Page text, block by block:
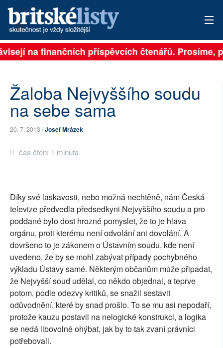
PŘIHLÁSIT
ARCHIV
PŘÍSPĚVKY NA PROVOZ
SOCIÁLNÍ SÍTĚ
RUBRIKY
PLNÁ VERZE STRÁNEK
na finančních příspěvcích čtenářů. Prosíme,
Žaloba Nejvyššího soudu
na sebe sama
20. 7. 2013 /Josef Mrázek
čas čtení 1 minuta
Díky své laskavosti, nebo možná nechtěně, nám Česká
televize předvedla předsedkyni Nejvyššího soudu a pro
poddané bylo dost hrozné pomyslet, že to je hlava
orgánu, proti kterému není odvolání ani dovolání. A
dovršeno to je zákonem o Ústavním soudu, kde není
uvedeno, že by se mohl zabývat případy pochybného
výkladu Ústavy samé. Některým občanům může připadat,
že Nejvyšší soud udělal, co někdo objednal, a teprve
potom, podle odezvy kritiků, se snažil sestavit
odůvodnění, které by snad prošlo. To se mu asi nepodaří,
protože kauzu postavil na nelogické konstrukci, a logika
se nedá libovolně ohýbat, jak by to tak zvaní právníci
potřebovali.